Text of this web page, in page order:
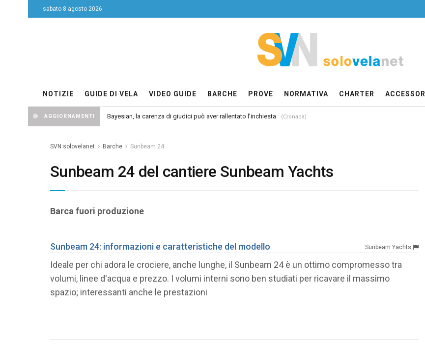
sabato 8 agosto 2026
NOTIZIE GUIDE DI VELA VIDEO GUIDE BARCHE PROVE NORMATIVA CHARTER ACCESSORI
AGGIORNAMENTI Bayesian, la carenza di giudici può aver rallentato l’inchiesta (Cronaca)
SVN solovelanet Barche Sunbeam 24
Sunbeam 24 del cantiere Sunbeam Yachts
Barca fuori produzione
Sunbeam 24: informazioni e caratteristiche del modello Sunbeam Yachts
Ideale per chi adora le crociere, anche lunghe, il Sunbeam 24 è un ottimo compromesso tra
volumi, linee d'acqua e prezzo. I volumi interni sono ben studiati per ricavare il massimo
spazio; interessanti anche le prestazioni